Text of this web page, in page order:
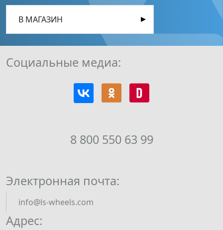
В МАГАЗИН
Адрес:
8 800 550 63 99
Электронная почта:
info@ls-wheels.com
Социальные медиа: